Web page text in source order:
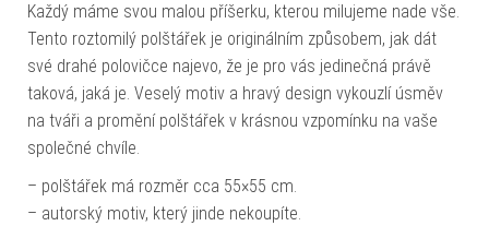
Každý máme svou malou příšerku, kterou milujeme nade vše.
Tento roztomilý polštářek je originálním způsobem, jak dát
své drahé polovičce najevo, že je pro vás jedinečná právě
taková, jaká je. Veselý motiv a hravý design vykouzlí úsměv
na tváři a promění polštářek v krásnou vzpomínku na vaše
společné chvíle.
– polštářek má rozměr cca 55×55 cm.
– autorský motiv, který jinde nekoupíte.